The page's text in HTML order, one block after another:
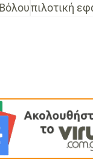
πιλοτική